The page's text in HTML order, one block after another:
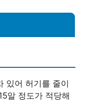
있어 허기를 줄이
알 정도가 적당해